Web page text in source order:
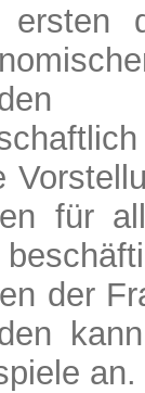
ersten
für
der
an.